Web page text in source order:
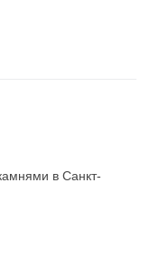
в Санкт-